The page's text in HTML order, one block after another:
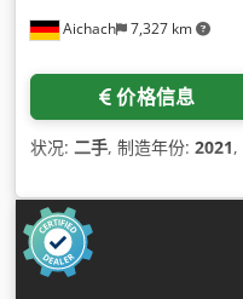
Aichach 7,327 km
价格信息
状况: 二手, 制造年份: 2021,